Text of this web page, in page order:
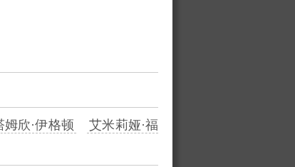
姆欣·伊格顿
艾米莉娅·福